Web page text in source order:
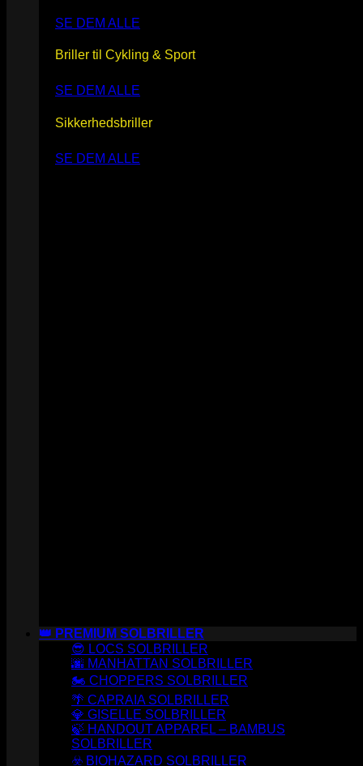
SE DEM ALLE
Briller til Cykling & Sport
SE DEM ALLE
Sikkerhedsbriller
SE DEM ALLE
👑 PREMIUM SOLBRILLER
😎 LOCS SOLBRILLER
🌆 MANHATTAN SOLBRILLER
🏍️ CHOPPERS SOLBRILLER
🌴 CAPRAIA SOLBRILLER
💎 GISELLE SOLBRILLER
🍃 HANDOUT APPAREL – BAMBUS
SOLBRILLER
☣️ BIOHAZARD SOLBRILLER